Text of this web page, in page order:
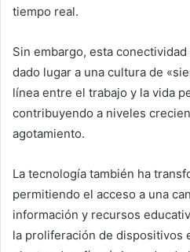
tiempo real.
Sin embargo, esta
dado lugar a una cultura de
línea entre el trabajo y la vida
contribuyendo a niveles
agotamiento.
La tecnología también ha
permitiendo el acceso a una
información y recursos
la proliferación de dispositivos